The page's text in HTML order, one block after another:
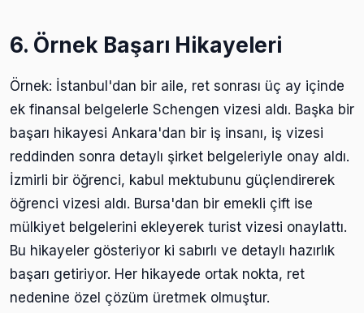
6. Örnek Başarı Hikayeleri
Örnek: İstanbul'dan bir aile, ret sonrası üç ay içinde
ek finansal belgelerle Schengen vizesi aldı. Başka bir
başarı hikayesi Ankara'dan bir iş insanı, iş vizesi
reddinden sonra detaylı şirket belgeleriyle onay aldı.
İzmirli bir öğrenci, kabul mektubunu güçlendirerek
öğrenci vizesi aldı. Bursa'dan bir emekli çift ise
mülkiyet belgelerini ekleyerek turist vizesi onaylattı.
Bu hikayeler gösteriyor ki sabırlı ve detaylı hazırlık
başarı getiriyor. Her hikayede ortak nokta, ret
nedenine özel çözüm üretmek olmuştur.